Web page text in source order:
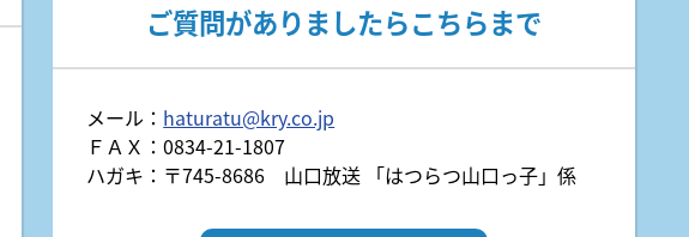
ご質問がありましたらこちらまで
メール： haturatu@kry.co.jp
ＦＡＸ：0834-21-1807
ハガキ：〒745-8686 山口放送 「はつらつ山口っ子」係